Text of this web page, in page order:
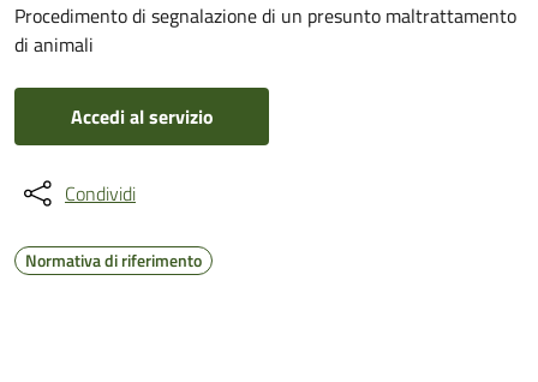
Procedimento di segnalazione di un presunto maltrattamento
di animali
Accedi al servizio
Condividi
Normativa di riferimento